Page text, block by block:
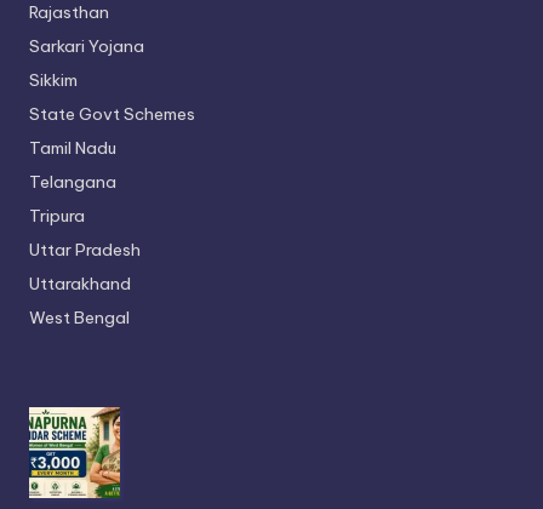
Rajasthan
Sarkari Yojana
Sikkim
State Govt Schemes
Tamil Nadu
Telangana
Tripura
Uttar Pradesh
Uttarakhand
West Bengal